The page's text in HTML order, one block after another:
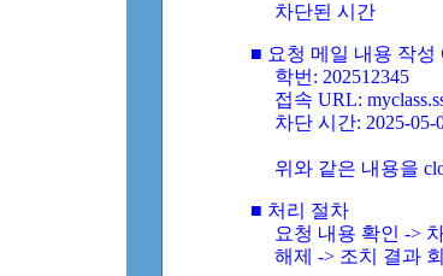
차단된 시간
■ 요청 메일 내용 작성
학번: 202512345
접속 URL:
차단 시간: 2025-05-
위와 같은 내용을
■ 처리 절차
요청 내용 확인 ->
해제 -> 조치 결과